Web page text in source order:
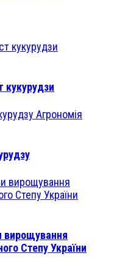
кукурудзи
Агрономія
вирощування
Степу України